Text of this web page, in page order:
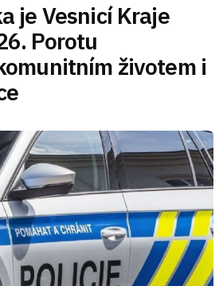
je Vesnicí Kraje
Porotu
životem i